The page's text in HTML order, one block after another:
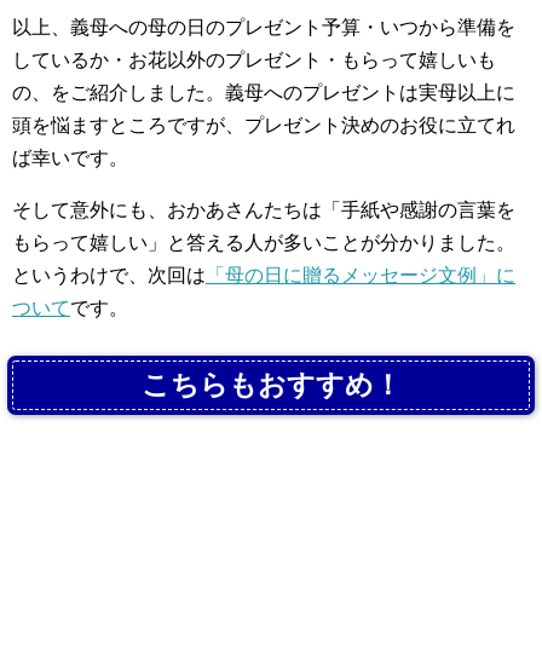
以上、義母への母の日のプレゼント予算・いつから準備を
しているか・お花以外のプレゼント・もらって嬉しいも
の、をご紹介しました。義母へのプレゼントは実母以上に
頭を悩ますところですが、プレゼント決めのお役に立てれ
ば幸いです。
そして意外にも、おかあさんたちは「手紙や感謝の言葉を
もらって嬉しい」と答える人が多いことが分かりました。
というわけで、次回は 「母の日に贈るメッセージ文例」に
ついてです。
こちらもおすすめ！